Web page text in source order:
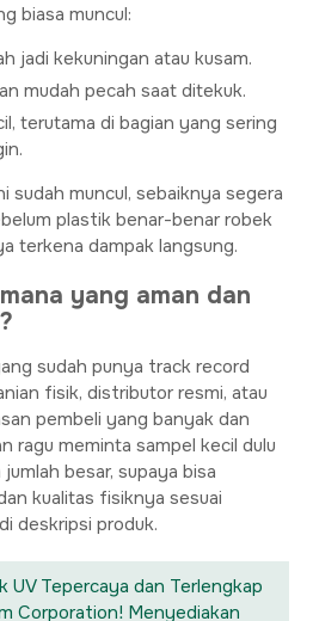
biasa muncul:
jadi kekuningan atau kusam.
mudah pecah saat ditekuk.
terutama di bagian yang sering
sudah muncul, sebaiknya segera
plastik benar-benar robek
terkena dampak langsung.
yang aman dan
sudah punya track record
fisik, distributor resmi, atau
pembeli yang banyak dan
ragu meminta sampel kecil dulu
besar, supaya bisa
kualitas fisiknya sesuai
deskripsi produk.
UV Tepercaya dan Terlengkap
Corporation! Menyediakan